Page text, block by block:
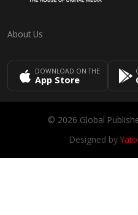
About Us
DOWNLOAD ON THE
App Store
© 2026 Global
Designed by